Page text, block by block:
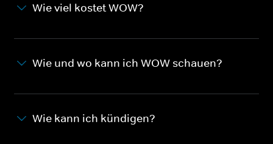
Wie viel kostet WOW?
Wie und wo kann ich WOW schauen?
Wie kann ich kündigen?